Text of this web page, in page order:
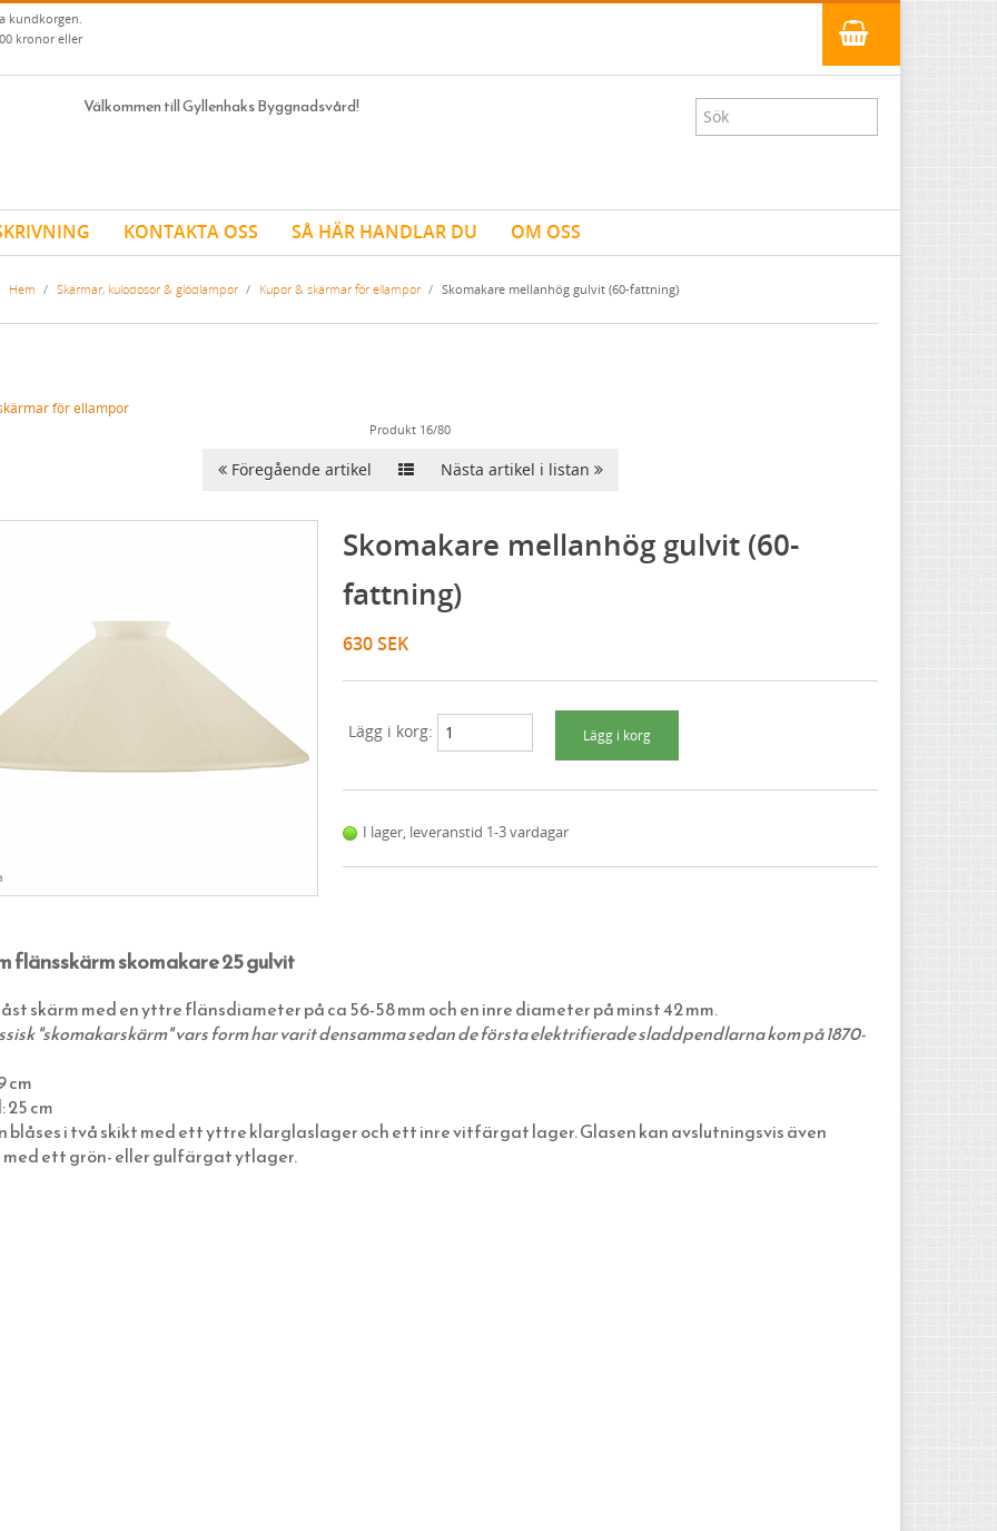
kundkorgen.
kronor eller
Välkommen till Gyllenhaks Byggnadsvård!
KONTAKTA OSS SÅ HÄR HANDLAR DU OM OSS
Hem / Skärmar, kulodosor & glödlampor / Kupor & skärmar för ellampor / Skomakare mellanhög gulvit (60-fattning)
för ellampor
Produkt 16/80
Föregående artikel Nästa artikel i listan
Skomakare mellanhög gulvit (60-
fattning)
630 SEK
Lägg i korg:
I lager, leveranstid 1-3 vardagar
flänsskärm skomakare 25 gulvit
skärm med en yttre flänsdiameter på ca 56-58 mm och en inre diameter på minst 42 mm.
"skomakarskärm" vars form har varit densamma sedan de första elektrifierade sladdpendlarna kom på 1870-
cm
25 cm
blåses i två skikt med ett yttre klarglaslager och ett inre vitfärgat lager. Glasen kan avslutningsvis även
med ett grön- eller gulfärgat ytlager.